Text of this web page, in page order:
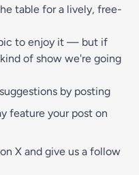
table for a lively, free-
to enjoy it — but if
of show we're going
by posting
feature your post on
X and give us a follow